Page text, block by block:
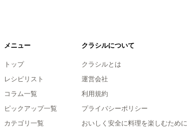
メニュー
トップ
レシピリスト
コラム一覧
ピックアップ一覧
カテゴリ一覧
クラシルについて
クラシルとは
運営会社
利用規約
プライバシーポリシー
おいしく安全に料理を楽しむために